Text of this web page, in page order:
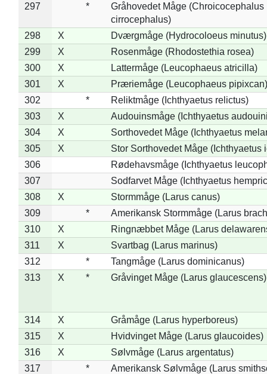
297
*
Gråhovedet Måge (Chroicocephalus
cirrocephalus)
298
X
Dværgmåge (Hydrocoloeus minutus)
299
X
Rosenmåge (Rhodostethia rosea)
300
X
Lattermåge (Leucophaeus atricilla)
301
X
Præriemåge (Leucophaeus pipixcan)
302
*
Reliktmåge (Ichthyaetus relictus)
303
X
Audouinsmåge (Ichthyaetus
304
X
Sorthovedet Måge (Ichthyaetus
305
X
Stor Sorthovedet Måge (Ichthyaetus
306
Rødehavsmåge (Ichthyaetus
307
Sodfarvet Måge (Ichthyaetus
308
X
Stormmåge (Larus canus)
309
*
Amerikansk Stormmåge (Larus
310
X
Ringnæbbet Måge (Larus
311
X
Svartbag (Larus marinus)
312
*
Tangmåge (Larus dominicanus)
313
X * Gråvinget Måge (Larus glaucescens)
314 X
Gråmåge (Larus hyperboreus)
315
X
Hvidvinget Måge (Larus glaucoides)
316
X
Sølvmåge (Larus argentatus)
317
*
Amerikansk Sølvmåge (Larus